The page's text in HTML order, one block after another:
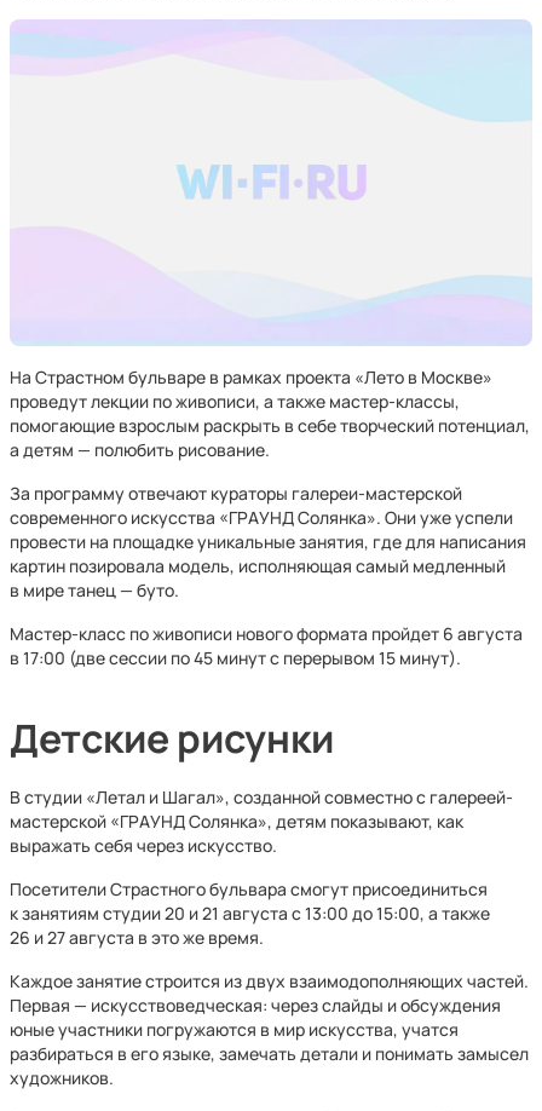
На Страстном бульваре в рамках проекта «Лето в Москве»
проведут лекции по живописи, а также мастер-классы,
помогающие взрослым раскрыть в себе творческий потенциал,
а детям — полюбить рисование.
За программу отвечают кураторы галереи-мастерской
современного искусства «ГРАУНД Солянка». Они уже успели
провести на площадке уникальные занятия, где для написания
картин позировала модель, исполняющая самый медленный
в мире танец — буто.
Мастер-класс по живописи нового формата пройдет 6 августа
в 17:00 (две сессии по 45 минут с перерывом 15 минут).
Детские рисунки
В студии «Летал и Шагал», созданной совместно с галереей-
мастерской «ГРАУНД Солянка», детям показывают, как
выражать себя через искусство.
Посетители Страстного бульвара смогут присоединиться
к занятиям студии 20 и 21 августа с 13:00 до 15:00, а также
26 и 27 августа в это же время.
Каждое занятие строится из двух взаимодополняющих частей.
Первая — искусствоведческая: через слайды и обсуждения
юные участники погружаются в мир искусства, учатся
разбираться в его языке, замечать детали и понимать замысел
художников.